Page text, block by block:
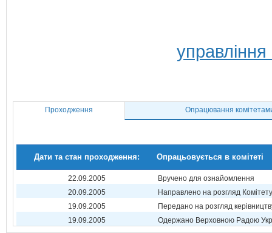
Проходження Опрацювання
Дати та стан проходження: Опрацьовується в комітеті
22.09.2005
Вручено для ознайомлення
20.09.2005
Направлено на розгляд Комітету
19.09.2005
Передано на розгляд
19.09.2005
Одержано Верховною Радою